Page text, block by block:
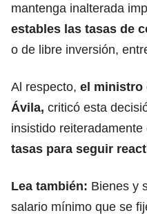
mantenga inalterada
estables las tasas de
o de libre inversión,
Al respecto, el ministro
Ávila, criticó esta
insistido reiteradamente
tasas para seguir
Lea también: Bienes y
salario mínimo que se